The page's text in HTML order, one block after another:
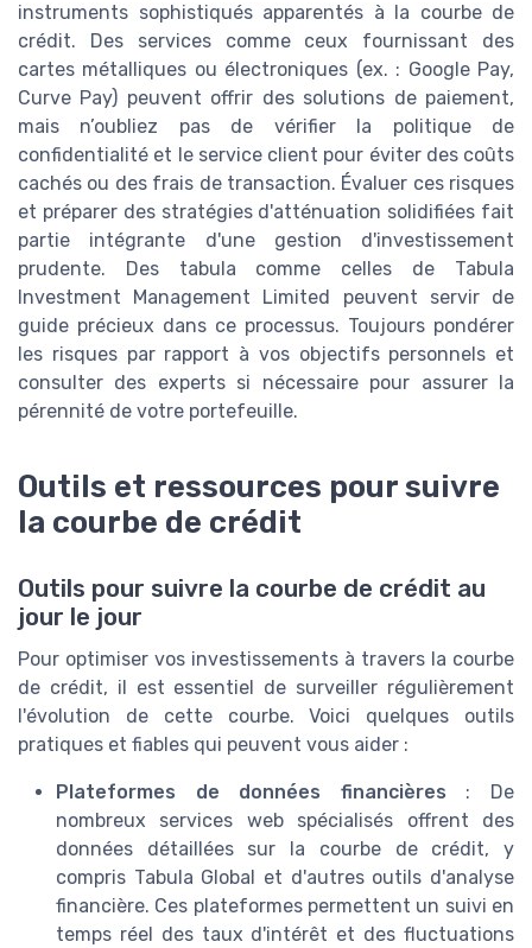
instruments sophistiqués apparentés à la courbe de
crédit. Des services comme ceux fournissant des
cartes métalliques ou électroniques (ex. : Google Pay,
Curve Pay) peuvent offrir des solutions de paiement,
mais n’oubliez pas de vérifier la politique de
confidentialité et le service client pour éviter des coûts
cachés ou des frais de transaction. Évaluer ces risques
et préparer des stratégies d'atténuation solidifiées fait
partie intégrante d'une gestion d'investissement
prudente. Des tabula comme celles de Tabula
Investment Management Limited peuvent servir de
guide précieux dans ce processus. Toujours pondérer
les risques par rapport à vos objectifs personnels et
consulter des experts si nécessaire pour assurer la
pérennité de votre portefeuille.
Outils et ressources pour suivre
la courbe de crédit
Outils pour suivre la courbe de crédit au
jour le jour
Pour optimiser vos investissements à travers la courbe
de crédit, il est essentiel de surveiller régulièrement
l'évolution de cette courbe. Voici quelques outils
pratiques et fiables qui peuvent vous aider :
Plateformes de données financières : De
nombreux services web spécialisés offrent des
données détaillées sur la courbe de crédit, y
compris Tabula Global et d'autres outils d'analyse
financière. Ces plateformes permettent un suivi en
temps réel des taux d'intérêt et des fluctuations